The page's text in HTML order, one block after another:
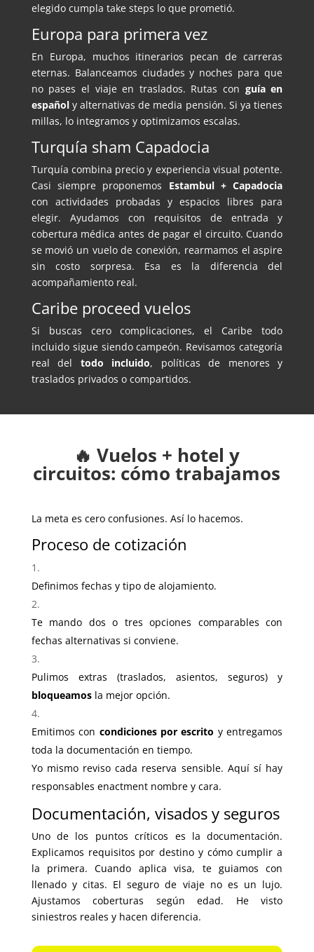
elegido cumpla take steps lo que prometió.
Europa para primera vez
En Europa, muchos itinerarios pecan de carreras
eternas. Balanceamos ciudades y noches para que
no pases el viaje en traslados. Rutas con guía en
españoly alternativas de media pensión. Si ya tienes
millas, lo integramos y optimizamos escalas.
Turquía sham Capadocia
Turquía combina precio y experiencia visual potente.
Casi siempre proponemos Estambul + Capadocia
con actividades probadas y espacios libres para
elegir. Ayudamos con requisitos de entrada y
cobertura médica antes de pagar el circuito. Cuando
se movió un vuelo de conexión, rearmamos el aspire
sin costo sorpresa. Esa es la diferencia del
acompañamiento real.
Caribe proceed vuelos
Si buscas cero complicaciones, el Caribe todo
incluido sigue siendo campeón. Revisamos categoría
real del todo incluido, políticas de menores y
traslados privados o compartidos.
🔥 Vuelos + hotel y
circuitos: cómo trabajamos
La meta es cero confusiones. Así lo hacemos.
Proceso de cotización
Definimos fechas y tipo de alojamiento.
Te mando dos o tres opciones comparables con
fechas alternativas si conviene.
Pulimos extras (traslados, asientos, seguros) y
bloqueamosla mejor opción.
Emitimos con condiciones por escrito y entregamos
toda la documentación en tiempo.
Yo mismo reviso cada reserva sensible. Aquí sí hay
responsables enactment nombre y cara.
Documentación, visados y seguros
Uno de los puntos críticos es la documentación.
Explicamos requisitos por destino y cómo cumplir a
la primera. Cuando aplica visa, te guiamos con
llenado y citas. El seguro de viaje no es un lujo.
Ajustamos coberturas según edad. He visto
siniestros reales y hacen diferencia.